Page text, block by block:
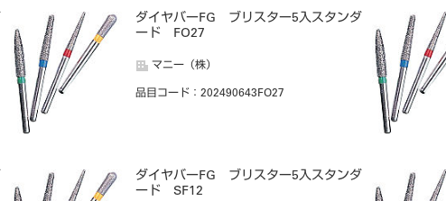
ダイヤバーFG ブリスター5入スタンダ
ード FO27
マニー（株）
品目コード ：202490643FO27
ダイヤバーFG ブリスター5入スタンダ
ード SF12